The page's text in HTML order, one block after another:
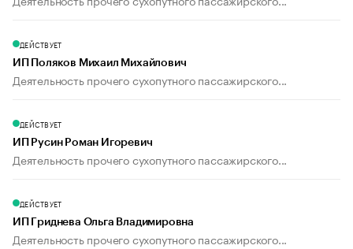
ДЕЙСТВУЕТ
ИП Поляков Михаил Михайлович
Деятельность прочего сухопутного пассажирского...
ДЕЙСТВУЕТ
ИП Русин Роман Игоревич
Деятельность прочего сухопутного пассажирского...
ДЕЙСТВУЕТ
ИП Гриднева Ольга Владимировна
Деятельность прочего сухопутного пассажирского...